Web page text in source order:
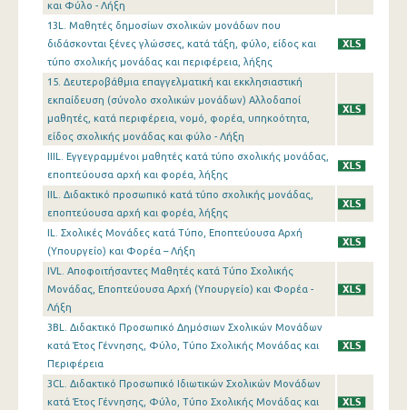
και Φύλο - Λήξη
13L. Μαθητές δημοσίων σχολικών μονάδων που
διδάσκονται ξένες γλώσσες, κατά τάξη, φύλο, είδος και
τύπο σχολικής μονάδας και περιφέρεια, λήξης
15. Δευτεροβάθμια επαγγελματική και εκκλησιαστική
εκπαίδευση (σύνολο σχολικών μονάδων) Αλλοδαποί
μαθητές, κατά περιφέρεια, νομό, φορέα, υπηκοότητα,
είδος σχολικής μονάδας και φύλο - Λήξη
IIIL. Εγγεγραμμένοι μαθητές κατά τύπο σχολικής μονάδας,
εποπτεύουσα αρχή και φορέα, λήξης
IIL. Διδακτικό προσωπικό κατά τύπο σχολικής μονάδας,
εποπτεύουσα αρχή και φορέα, λήξης
IL. Σχολικές Μονάδες κατά Τύπο, Εποπτεύουσα Αρχή
(Υπουργείο) και Φορέα – Λήξη
IVL. Αποφοιτήσαντες Μαθητές κατά Τύπο Σχολικής
Μονάδας, Εποπτεύουσα Αρχή (Υπουργείο) και Φορέα -
Λήξη
3BL. Διδακτικό Προσωπικό Δημόσιων Σχολικών Μονάδων
κατά Έτος Γέννησης, Φύλο, Τύπο Σχολικής Μονάδας και
Περιφέρεια
3CL. Διδακτικό Προσωπικό Ιδιωτικών Σχολικών Μονάδων
κατά Έτος Γέννησης, Φύλο, Τύπο Σχολικής Μονάδας και